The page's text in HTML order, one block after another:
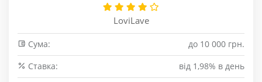
LoviLave
Сума:
до 10 000 грн.
Cтавка:
від 1,98% в день